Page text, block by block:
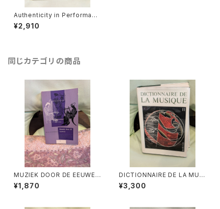
Authenticity in Performanc
e EIGHTEENTH-CENTURY
CASE STUDIES【著者：PETE
¥2,910
同じカテゴリの商品
MUZIEK DOOR DE EEUWEN
3【著者：DRS.W.C.M.KLOPPE
NBURG】出版社：Broekmans
¥1,870
DICTIONNAIRE DE LA MUSI
QUE Ⅱ:les mens et leurs
œuvres『音楽辞典：人物とその
¥3,300